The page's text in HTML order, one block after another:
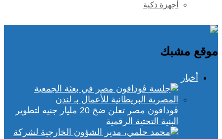
أجهزة ذكية
موقع مشبك
أخبار
ڤودافون مصر تعلن ضخ 20 مليار جنيه لتطوير
البنية التحتية الرقمية